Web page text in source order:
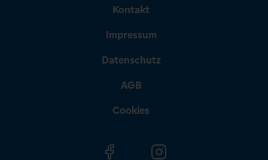
Kontakt
Impressum
Datenschutz
AGB
Cookies